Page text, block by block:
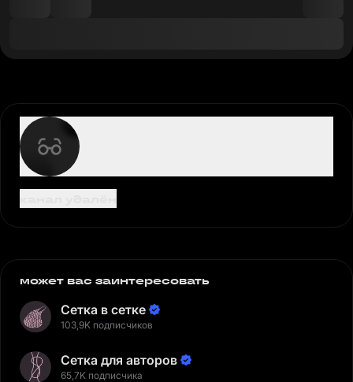
может вас заинтересовать
Сетка в сетке
103,9K подписчиков
Сетка для авторов
65,7K подписчика